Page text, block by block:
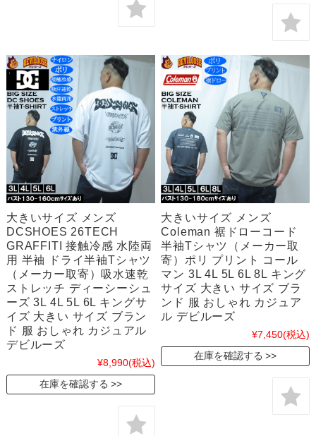
大きいサイズ メンズ
DCSHOES 26TECH
GRAFFITI 接触冷感 水陸両
用 半袖 ドライ半袖Tシャツ
（メーカー取寄）吸水速乾
ストレッチ ディーシーシュ
ーズ 3L 4L 5L 6L キングサ
イズ 大きい サイズ ブラン
ド 服 おしゃれ カジュアル
デビルーズ
¥8,990(税込)
在庫を確認する
大きいサイズ メンズ
Coleman 裾ドローコード
半袖Tシャツ（メーカー取
寄）ポリ プリント コール
マン 3L 4L 5L 6L 8L キング
サイズ 大きい サイズ ブラ
ンド 服 おしゃれ カジュア
ル デビルーズ
¥7,450(税込)
在庫を確認する